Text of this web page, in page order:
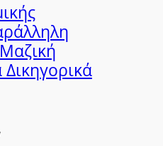
Δικηγορικά